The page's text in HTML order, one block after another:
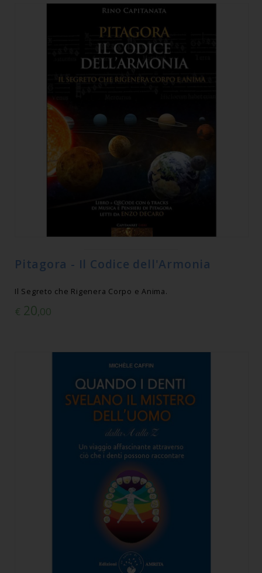
Pitagora - Il Codice dell'Armonia
Il Segreto che Rigenera Corpo e Anima.
€ 20,00